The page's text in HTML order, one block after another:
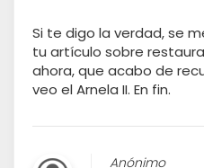
Si te digo la verdad, se
tu artículo sobre
ahora, que acabo de
veo el Arnela II. En fin.
Anónimo